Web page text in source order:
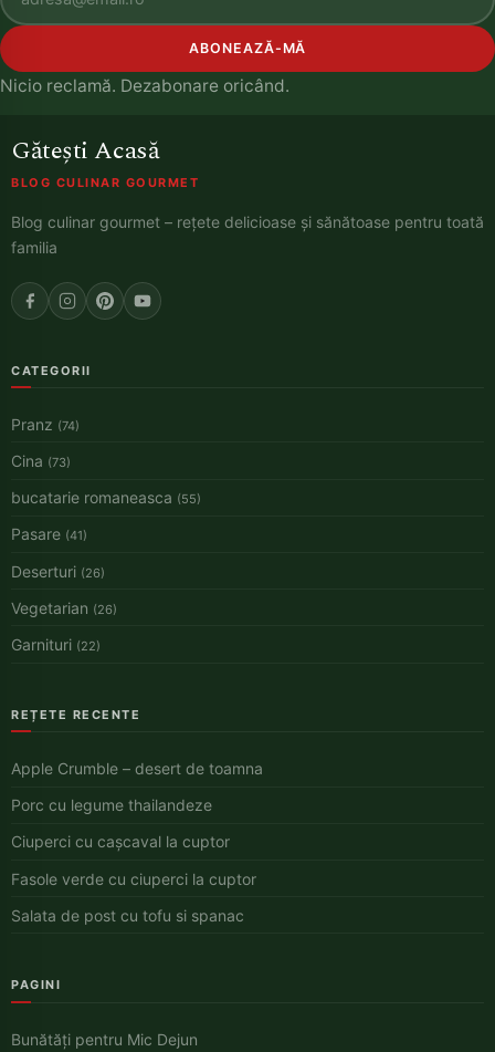
ABONEAZĂ-MĂ
Nicio reclamă. Dezabonare oricând.
Gătești Acasă
BLOG CULINAR GOURMET
Blog culinar gourmet – rețete delicioase și sănătoase pentru toată
familia
CATEGORII
Pranz (74)
Cina (73)
bucatarie romaneasca (55)
Pasare (41)
Deserturi (26)
Vegetarian (26)
Garnituri (22)
REȚETE RECENTE
Apple Crumble – desert de toamna
Porc cu legume thailandeze
Ciuperci cu cașcaval la cuptor
Fasole verde cu ciuperci la cuptor
Salata de post cu tofu si spanac
PAGINI
Bunătăți pentru Mic Dejun